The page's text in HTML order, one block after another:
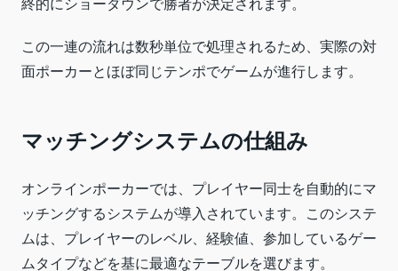
この一連の流れは数秒単位で処理されるため、実際の対
面ポーカーとほぼ同じテンポでゲームが進行します。
マッチングシステムの仕組み
オンラインポーカーでは、プレイヤー同士を自動的にマ
ッチングするシステムが導入されています。このシステ
ムは、プレイヤーのレベル、経験値、参加しているゲー
ムタイプなどを基に最適なテーブルを選びます。